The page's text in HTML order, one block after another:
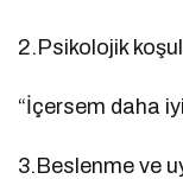
2.Psikolojik
“İçersem daha
3.Beslenme ve